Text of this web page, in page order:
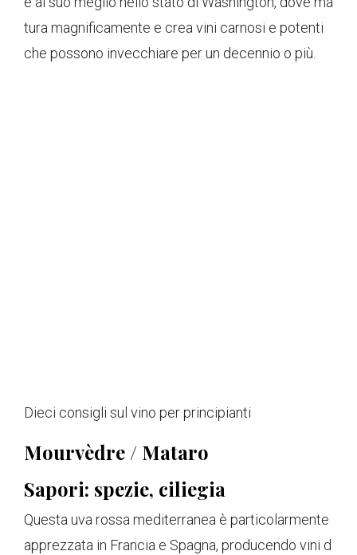
tura magnificamente e crea vini carnosi e potenti
che possono invecchiare per un decennio o più.
Dieci consigli sul vino per principianti
Mourvèdre / Mataro
Sapori: spezie, ciliegia
Questa uva rossa mediterranea è particolarmente
apprezzata in Francia e Spagna, producendo vini d